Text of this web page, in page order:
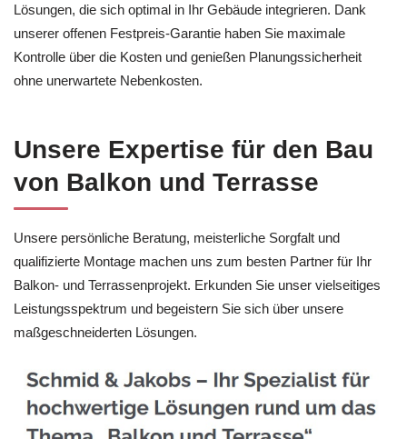
Lösungen, die sich optimal in Ihr Gebäude integrieren. Dank
unserer offenen Festpreis-Garantie haben Sie maximale
Kontrolle über die Kosten und genießen Planungssicherheit
ohne unerwartete Nebenkosten.
Unsere Expertise für den Bau
von Balkon und Terrasse
Unsere persönliche Beratung, meisterliche Sorgfalt und
qualifizierte Montage machen uns zum besten Partner für Ihr
Balkon- und Terrassenprojekt. Erkunden Sie unser vielseitiges
Leistungsspektrum und begeistern Sie sich über unsere
maßgeschneiderten Lösungen.